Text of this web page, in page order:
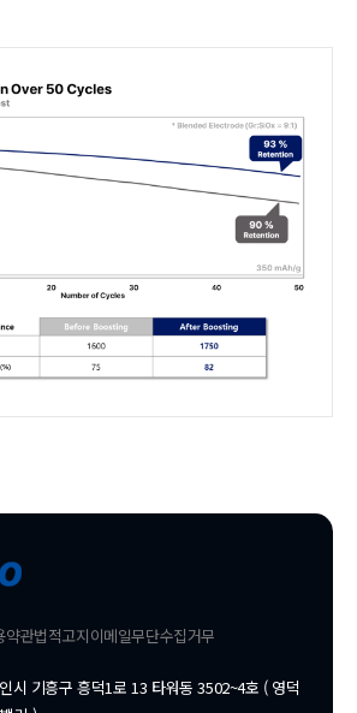
약관법적고지이메일무단수집거무
시 기흥구 흥덕1로 13 타워동 3502~4호 ( 영덕